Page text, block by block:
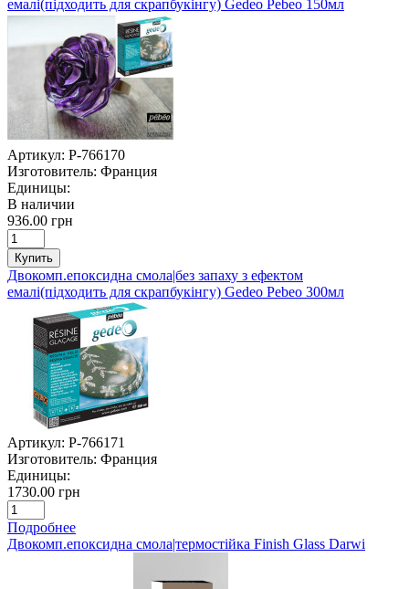
емалі(підходить для скрапбукінгу) Gedeo Pebeo 150мл
Артикул: P-766170
Изготовитель: Франция
Единицы:
В наличии
936.00 грн
Купить
Двокомп.епоксидна смола|без запаху з ефектом
емалі(підходить для скрапбукінгу) Gedeo Pebeo 300мл
Артикул: P-766171
Изготовитель: Франция
Единицы:
1730.00 грн
Подробнее
Двокомп.епоксидна смола|термостійка Finish Glass Darwi